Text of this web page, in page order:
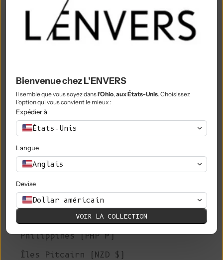
Nigeria (NGN ₦)
Niue (NZD $)
Norvège (EUR €)
Oman (EUR €)
Pakistan (PKR ₨)
Panama (USD $)
Papouasie-Nouvelle-Guinée (PGK K)
Paraguay (PYG ₲)
Pérou (PEN S/)
Philippines (PHP ₱)
Îles Pitcairn (NZD $)
Bienvenue chez L'ENVERS
Il semble que vous soyez dansl'Ohio, aux États-Unis. Choisissez
l'option qui vous convient le mieux :
Expédier à
États-Unis
Langue
Anglais
Devise
Dollar américain
VOIR LA COLLECTION